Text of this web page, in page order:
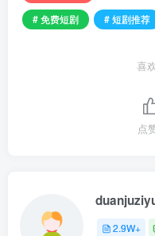
# 免费短剧 # 短剧推荐
喜
点
2.9W+